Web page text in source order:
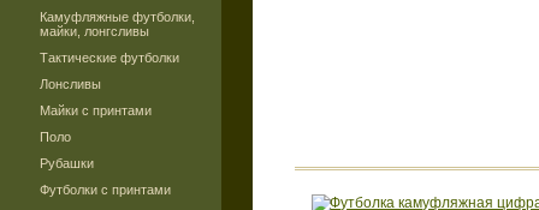
Камуфляжные футболки,
майки, лонгсливы
Тактические футболки
Лонсливы
Майки с принтами
Поло
Рубашки
Футболки с принтами